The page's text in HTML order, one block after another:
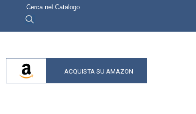
ACQUISTA SU AMAZON